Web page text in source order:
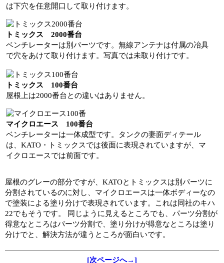
は下穴を任意開口して取り付けます。
トミックス 2000番台
ベンチレーターは別パーツです。無線アンテナは付属の冶具
で穴をあけて取り付けます。写真では未取り付けです。
トミックス 100番台
屋根上は2000番台との違いはありません。
マイクロエース 100番台
ベンチレーターは一体成型です。タンクの妻面ディテール
は、KATO・トミックスでは後面に表現されていますが、マ
イクロエースでは前面です。
屋根のグレーの部分ですが、KATOとトミックスは別パーツに
分割されているのに対し、マイクロエースは一体ボディーなの
で塗装による塗り分けで表現されています。これは同社のキハ
22でもそうです。 同じように見えるところでも、パーツ分割が
得意なところはパーツ分割で、塗り分けが得意なところは塗り
分けでと、解決方法が違うところが面白いです。
[次ページへ→]